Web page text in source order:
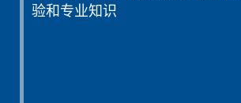
验和专业知识